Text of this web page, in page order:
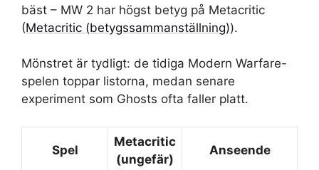
bäst – MW 2 har högst betyg på Metacritic
(Metacritic (betygssammanställning)).
Mönstret är tydligt: de tidiga Modern Warfare-
spelen toppar listorna, medan senare
experiment som Ghosts ofta faller platt.
Spel
Metacritic
(ungefär)
Anseende